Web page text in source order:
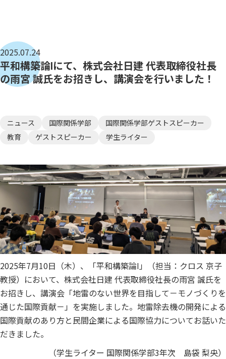
2025.07.24
平和構築論Ⅰにて、株式会社日建 代表取締役社長
の雨宮 誠氏をお招きし、講演会を行いました！
ニュース 国際関係学部
国際関係学部ゲストスピーカー
教育
ゲストスピーカー 学生ライター
2025年7月10日（木）、「平和構築論Ⅰ」（担当：クロス 京子
教授）において、株式会社日建 代表取締役社長の雨宮 誠氏を
お招きし、講演会「地雷のない世界を目指して－モノづくりを
通じた国際貢献－」を実施しました。地雷除去機の開発による
国際貢献のあり方と民間企業による国際協力についてお話いた
だきました。
（学生ライター 国際関係学部3年次 島袋 梨央）